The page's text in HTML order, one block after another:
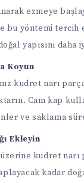
ezmeye
bu yöntemi tercih
yapısını daha
Koyun
kudret narı
Cam kap
ve saklama
Ekleyin
kudret narı
kadar